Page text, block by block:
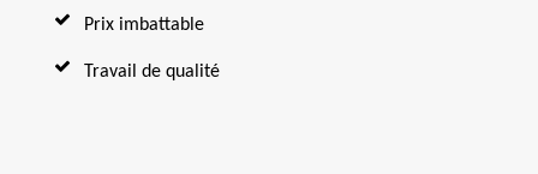
Prix imbattable
Travail de qualité